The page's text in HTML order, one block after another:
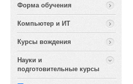
Форма обучения
Компьютер и ИТ
Курсы вождения
Науки и
подготовительные курсы